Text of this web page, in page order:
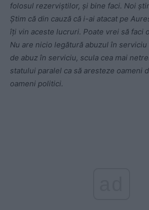
folosul rezerviștilor, și bine faci. Noi
Știm că din cauză că i-ai atacat pe
îți vin aceste lucruri. Poate vrei să faci
Nu are nicio legătură abuzul în
de abuz în serviciu, scula cea mai
statului paralel ca să aresteze oameni
oameni politici.